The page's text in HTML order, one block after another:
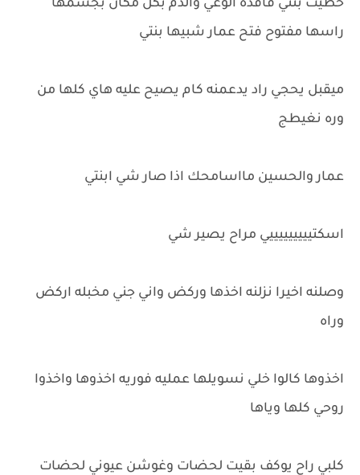
حطيت بنتي فاقده الوعي والدم بكل مكان بجسمها
راسها مفتوح فتح عمار شبيها بنتي
ميقبل يحجي راد يدعمنه كام يصيح عليه هاي كلها من
وره نغيطج
عمار والحسين مااسامحك اذا صار شي ابنتي
اسكتيييييييييي مراح يصير شي
وصلنه اخيرا نزلنه اخذها وركض واني جني مخبله اركض
وراه
اخذوها كالوا خلي نسويلها عمليه فوريه اخذوها واخذوا
روحي كلها وياها
كلبي راح يوكف بقيت لحضات وغوشن عيوني لحضات